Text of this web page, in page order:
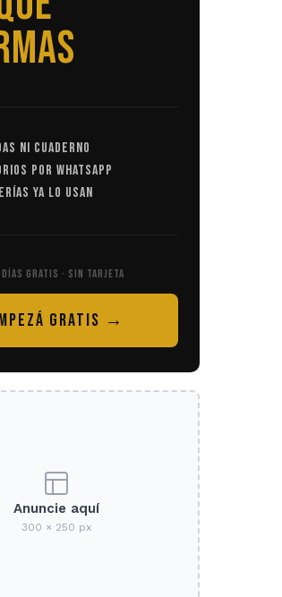
NI CUADERNO
POR WHATSAPP
YA LO USAN
GRATIS · SIN TARJETA
GRATIS →
Anuncie aquí
300 × 250 px